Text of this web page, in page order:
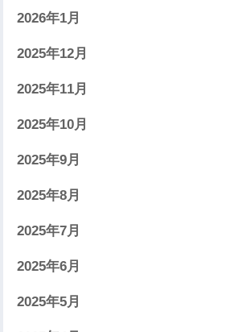
2026年1月
2025年12月
2025年11月
2025年10月
2025年9月
2025年8月
2025年7月
2025年6月
2025年5月